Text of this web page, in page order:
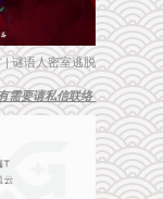
| 谜语人密室逃脱
需要请私信联络